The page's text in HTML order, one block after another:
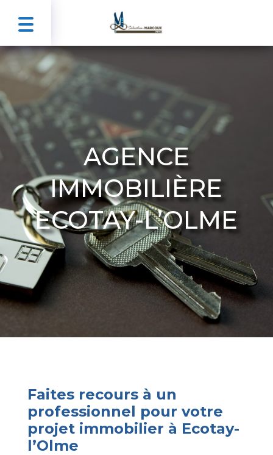
AGENCE
IMMOBILIÈRE
ECOTAY-L’OLME
Faites recours à un
professionnel pour votre
projet immobilier à Ecotay-
l’Olme